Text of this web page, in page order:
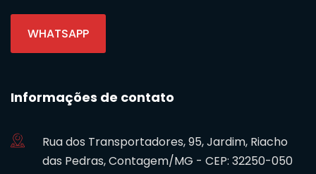
WHATSAPP
Informações de contato
Rua dos Transportadores, 95, Jardim, Riacho
das Pedras, Contagem/MG - CEP: 32250-050